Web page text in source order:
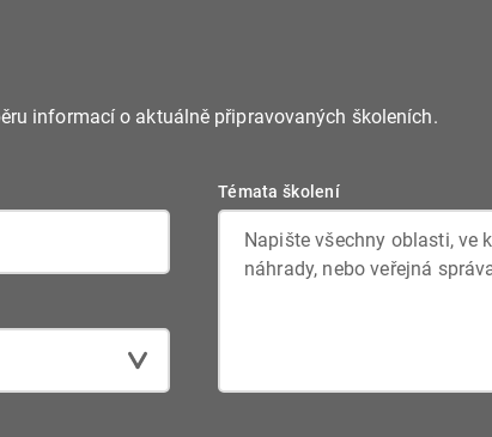
informací o aktuálně připravovaných školeních.
Témata školení